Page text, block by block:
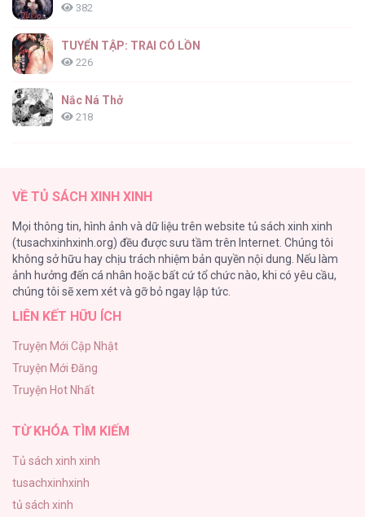
382
TUYỂN TẬP: TRAI CÓ LỒN
226
Nắc Ná Thở
218
191
Làm vị cứu tinh thật dễ dàng
186
Thiên Đường Táo Xanh
(END) Merry Marbling
150
VỀ TỦ SÁCH XINH XINH
Mọi thông tin, hình ảnh và dữ liệu trên website tủ sách xinh xinh
(tusachxinhxinh.org) đều được sưu tầm trên Internet. Chúng tôi
không sở hữu hay chịu trách nhiệm bản quyền nội dung. Nếu làm
ảnh hưởng đến cá nhân hoặc bất cứ tổ chức nào, khi có yêu cầu,
chúng tôi sẽ xem xét và gỡ bỏ ngay lập tức.
LIÊN KẾT HỮU ÍCH
Truyện Mới Cập Nhật
Truyện Mới Đăng
Truyện Hot Nhất
TỪ KHÓA TÌM KIẾM
Tủ sách xinh xinh
tusachxinhxinh
tủ sách xinh